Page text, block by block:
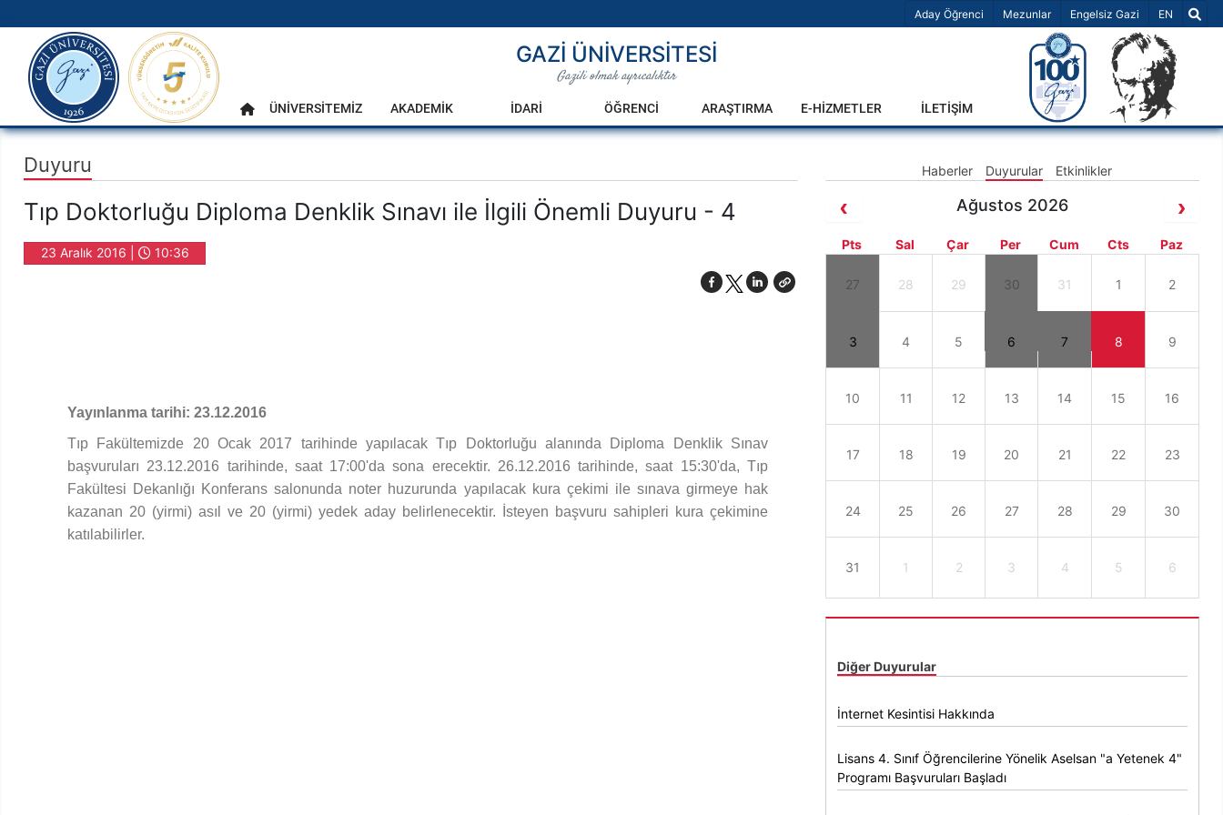
Aday Öğrenci Mezunlar Engelsiz Gazi Dil Seçiniz
EN
Ana Menü
gazi.edu.tr
GAZİ ÜNİVERSİTESİ
Gazili olmak ayrıcalıktır
Anasayfa
ÜNİVERSİTEMİZ AKADEMİK İDARİ ÖĞRENCİ ARAŞTIRMA E-HİZMETLER İLETİŞİM
Duyuru Haberler Duyurular Etkinlikler
Tıp Doktorluğu Diploma Denklik Sınavı ile İlgili Önemli Duyuru - 4
23 Aralık 2016 | 10:36
Yayınlanma tarihi: 23.12.2016
Tıp Fakültemizde 20 Ocak 2017 tarihinde yapılacak Tıp Doktorluğu alanında Diploma Denklik Sınav
başvuruları 23.12.2016 tarihinde, saat 17:00'da sona erecektir. 26.12.2016 tarihinde, saat 15:30'da, Tıp
Fakültesi Dekanlığı Konferans salonunda noter huzurunda yapılacak kura çekimi ile sınava girmeye hak
kazanan 20 (yirmi) asıl ve 20 (yirmi) yedek aday belirlenecektir. İsteyen başvuru sahipleri kura çekimine
katılabilirler.
Ağustos 2026
Pts Sal Çar Per Cum Cts Paz
27 28 29 30 31 1 2
3 4 5 6 7 8 9
10 11 12 13 14 15 16
17 18 19 20 21 22 23
24 25 26 27 28 29 30
31 1 2 3 4 5 6
Diğer Duyurular
İnternet Kesintisi Hakkında
Lisans 4. Sınıf Öğrencilerine Yönelik Aselsan "a Yetenek 4"
Programı Başvuruları Başladı